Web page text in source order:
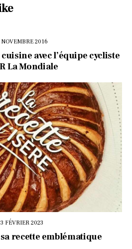
NOVEMBRE 2016
avec l’équipe cycliste
La Mondiale
FÉVRIER 2023
recette emblématique